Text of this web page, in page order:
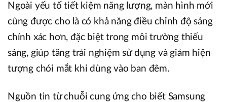
Ngoài yếu tố tiết kiệm năng lượng, màn hình mới
cũng được cho là có khả năng điều chỉnh độ sáng
chính xác hơn, đặc biệt trong môi trường thiếu
sáng, giúp tăng trải nghiệm sử dụng và giảm hiện
tượng chói mắt khi dùng vào ban đêm.
Nguồn tin từ chuỗi cung ứng cho biết Samsung